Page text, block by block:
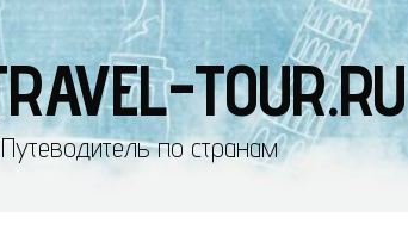
TOUR.RU
Путеводитель по странам